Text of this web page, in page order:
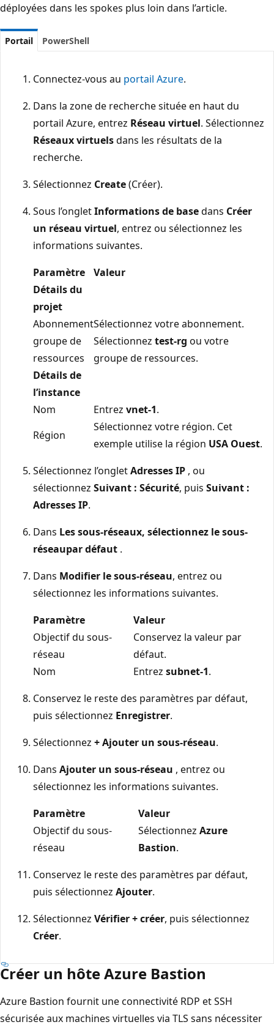
déployées dans les spokes plus loin dans l’article.
Portail PowerShell
Connectez-vous au portail Azure.
Dans la zone de recherche située en haut du
portail Azure, entrez Réseau virtuel. Sélectionnez
Réseaux virtuelsdans les résultats de la
recherche.
Sélectionnez Create(Créer).
Sous l’ongletInformations de basedans Créer
un réseau virtuel, entrez ou sélectionnez les
informations suivantes.
Paramètre
Valeur
Détails du
projet
AbonnementSélectionnez votre abonnement.
groupe de
ressources
Sélectionnez test-rg ou votre
groupe de ressources.
Détails de
l’instance
Nom
Entrez vnet-1.
Région
Sélectionnez votre région. Cet
exemple utilise la région USA Ouest.
Sélectionnez l’ongletAdresses IP , ou
sélectionnez Suivant : Sécurité, puis Suivant :
Adresses IP.
Dans Les sous-réseaux, sélectionnez le sous-
réseaupar défaut .
Dans Modifier le sous-réseau, entrez ou
sélectionnez les informations suivantes.
Paramètre
Valeur
Objectif du sous-
réseau
Conservez la valeur par
défaut.
Nom
Entrez subnet-1.
Conservez le reste des paramètres par défaut,
puis sélectionnez Enregistrer.
Sélectionnez + Ajouter un sous-réseau.
Dans Ajouter un sous-réseau , entrez ou
sélectionnez les informations suivantes.
Paramètre
Valeur
Objectif du sous-
réseau
Sélectionnez Azure
Bastion.
Conservez le reste des paramètres par défaut,
puis sélectionnez Ajouter.
Sélectionnez Vérifier + créer, puis sélectionnez
Créer.
Créer un hôte Azure Bastion
Azure Bastion fournit une connectivité RDP et SSH
sécurisée aux machines virtuelles via TLS sans nécessiter